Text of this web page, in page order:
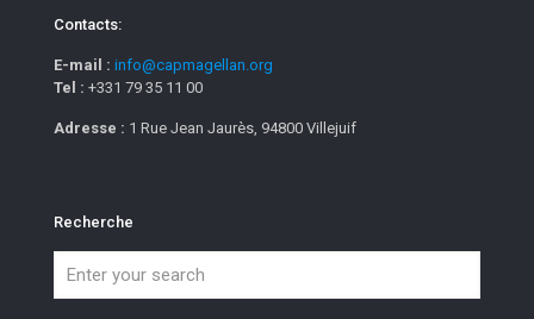
Contacts:
E-mail : info@capmagellan.org
Tel : +331 79 35 11 00
Adresse : 1 Rue Jean Jaurès, 94800 Villejuif
Recherche